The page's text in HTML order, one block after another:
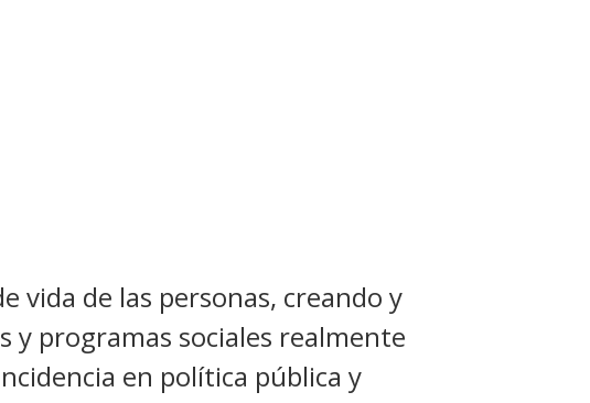
vida de las personas, creando y
y programas sociales realmente
en política pública y